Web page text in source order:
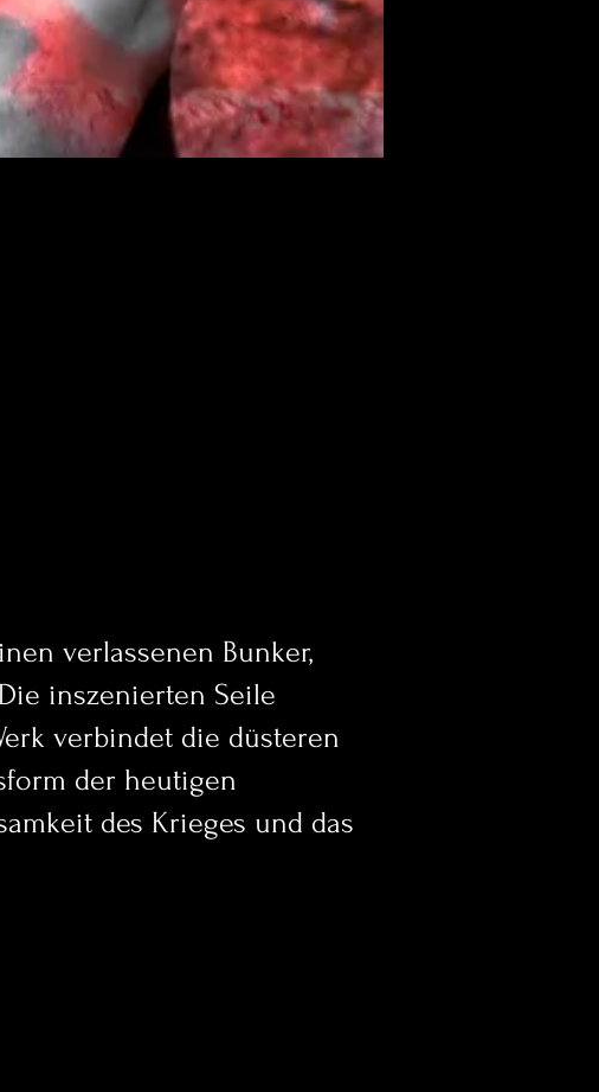
verlassenen Bunker,
inszenierten Seile
verbindet die düsteren
der heutigen
des Krieges und das